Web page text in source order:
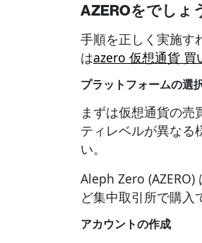
AZEROをでしょ
手順を正しく実施す
はazero 仮想通貨 買
プラットフォームの選
まずは仮想通貨の売
ティレベルが異なる
い。
Aleph Zero
ど集中取引所で購入
アカウントの作成